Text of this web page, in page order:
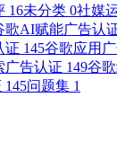
16未分类 0社媒
歌AI赋能广告认
证 145谷歌应用
广告认证 149谷
145问题集 1